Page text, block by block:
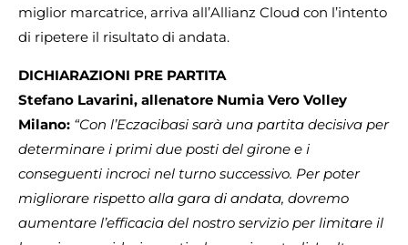
miglior marcatrice, arriva all’Allianz Cloud con l’intento
di ripetere il risultato di andata.
DICHIARAZIONI PRE PARTITA
Stefano Lavarini, allenatore Numia Vero Volley
Milano: “Con l’Eczacibasi sarà una partita decisiva per
determinare i primi due posti del girone e i
conseguenti incroci nel turno successivo. Per poter
migliorare rispetto alla gara di andata, dovremo
aumentare l’efficacia del nostro servizio per limitare il